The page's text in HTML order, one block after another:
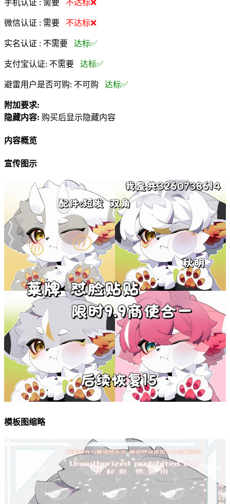
手机认证 : 需要 不达标❌
微信认证 : 需要 不达标❌
实名认证 : 不需要 达标✅
支付宝认证: 不需要 达标✅
避雷用户是否可购: 不可购 达标✅
附加要求:
隐藏内容: 购买后显示隐藏内容
内容概览
宣传图示
模板图缩略